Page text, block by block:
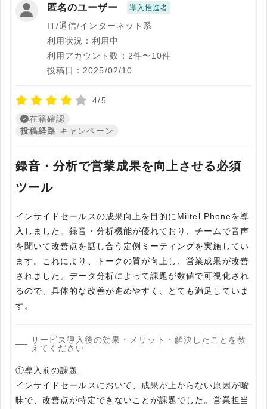
匿名のユーザー 導入推進者
IT/通信/インターネット系
利用状況：利用中
利用アカウント数：2件〜10件
投稿日：2025/02/10
4/5
在籍確認
投稿経路 キャンペーン
録音・分析で営業成果を向上させる必須
ツール
インサイドセールスの成果向上を目的にMiitel Phoneを導
入しました。録音・分析機能が優れており、チームで音声
を聞いて改善点を話し合う定例ミーティングを実施してい
ます。これにより、トークの質が向上し、営業成果が改善
されました。データ分析によって課題が数値で可視化され
るので、具体的な改善が進めやすく、とても満足していま
す。
サービス導入後の効果・メリット・解決したことを教
えてください
①導入前の課題
インサイドセールスにおいて、成果が上がらない原因が曖
昧で、改善点が特定できないことが課題でした。営業担当